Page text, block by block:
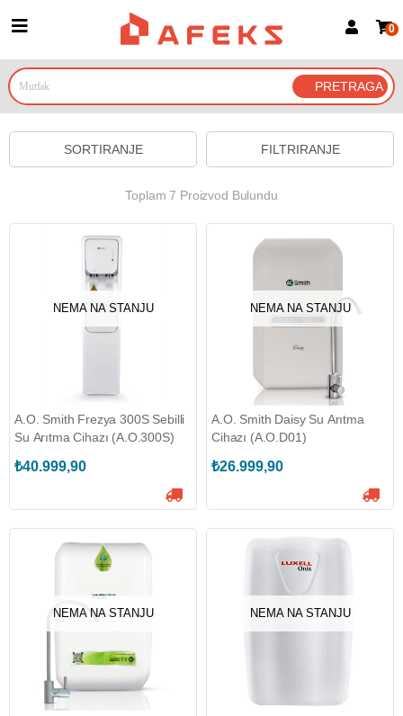
Prijava za članove
Prijavite se Google nalogom
0
FILTRIRANJE
SORTIRANJE
Toplam 7 Proizvod Bulundu
NEMA NA STANJU
A.O. Smith Frezya 300S Sebilli
Su Arıtma Cihazı (A.O.300S)
₺40.999,90
NEMA NA STANJU
A.O. Smith Daisy Su Arıtma
Cihazı (A.O.D01)
₺26.999,90
NEMA NA STANJU NEMA NA STANJU